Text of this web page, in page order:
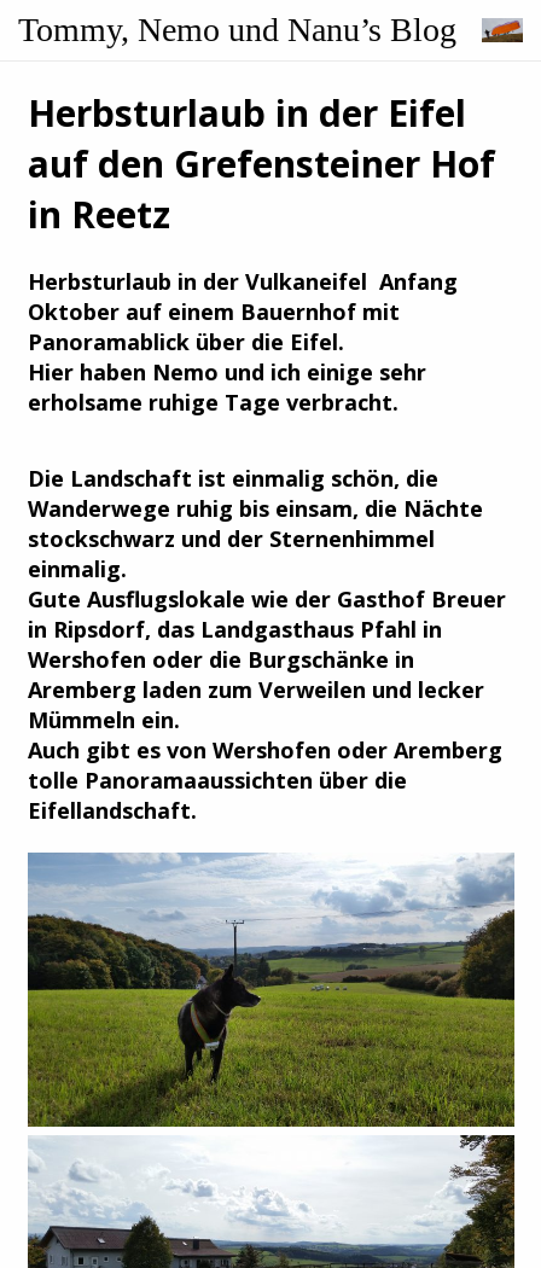
Tommy, Nemo und Nanu’s Blog
Herbsturlaub in der Eifel
auf den Grefensteiner Hof
in Reetz
Herbsturlaub in der Vulkaneifel Anfang
Oktober auf einem Bauernhof mit
Panoramablick über die Eifel.
Hier haben Nemo und ich einige sehr
erholsame ruhige Tage verbracht.
Die Landschaft ist einmalig schön, die
Wanderwege ruhig bis einsam, die Nächte
stockschwarz und der Sternenhimmel
einmalig.
Gute Ausflugslokale wie der Gasthof Breuer
in Ripsdorf, das Landgasthaus Pfahl in
Wershofen oder die Burgschänke in
Aremberg laden zum Verweilen und lecker
Mümmeln ein.
Auch gibt es von Wershofen oder Aremberg
tolle Panoramaaussichten über die
Eifellandschaft.